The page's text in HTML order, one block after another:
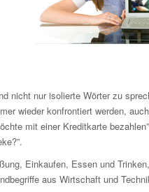
nicht nur isolierte Wörter zu
wieder konfrontiert werden,
mit einer Kreditkarte
Einkaufen, Essen und
aus Wirtschaft und